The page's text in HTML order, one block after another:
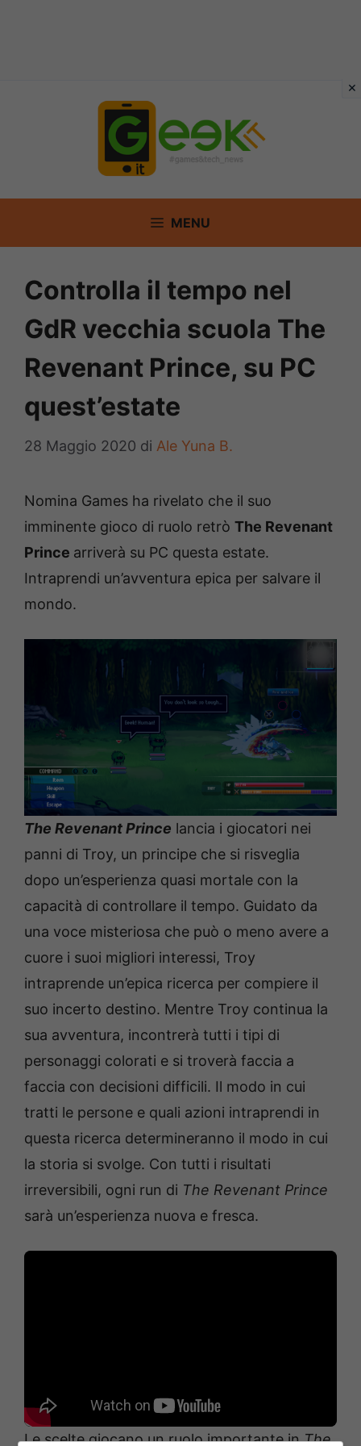
MENU
Controlla il tempo nel
GdR vecchia scuola The
Revenant Prince, su PC
quest’estate
28 Maggio 2020 di Ale Yuna B.
Nomina Games ha rivelato che il suo
imminente gioco di ruolo retrò The Revenant
Prince arriverà su PC questa estate.
Intraprendi un’avventura epica per salvare il
mondo.
The Revenant Prince lancia i giocatori nei
panni di Troy, un principe che si risveglia
dopo un’esperienza quasi mortale con la
capacità di controllare il tempo. Guidato da
una voce misteriosa che può o meno avere a
cuore i suoi migliori interessi, Troy
intraprende un’epica ricerca per compiere il
suo incerto destino. Mentre Troy continua la
sua avventura, incontrerà tutti i tipi di
personaggi colorati e si troverà faccia a
faccia con decisioni difficili. Il modo in cui
tratti le persone e quali azioni intraprendi in
questa ricerca determineranno il modo in cui
la storia si svolge. Con tutti i risultati
irreversibili, ogni run di The Revenant Prince
sarà un’esperienza nuova e fresca.
Le scelte giocano un ruolo importante inThe